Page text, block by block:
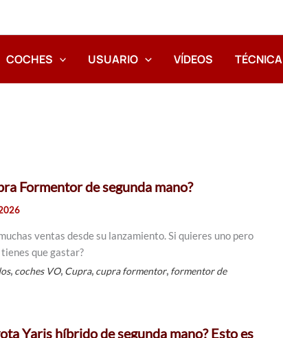
COCHES USUARIO VÍDEOS TÉCNICA
Formentor de segunda mano?
ventas desde su lanzamiento. Si quieres uno pero
que gastar?
, coches VO, Cupra, cupra formentor, formentor de
Yaris híbrido de segunda mano? Esto es